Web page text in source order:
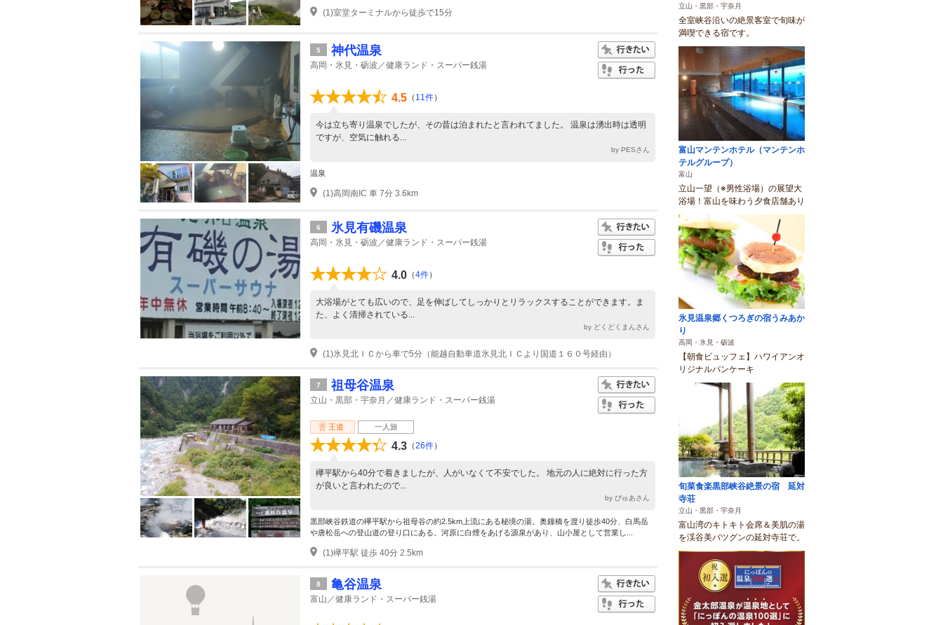
(1)室堂ターミナルから徒歩で15分
5 神代温泉
高岡・氷見・砺波／健康ランド・スーパー銭湯
4.5 （ 11件）
今は立ち寄り温泉でしたが、その昔は泊まれたと言われてました。 温泉は湧出時は透明
ですが、空気に触れる...
by PESさん
温泉
(1)高岡南IC 車 7分 3.6km
6 氷見有磯温泉
高岡・氷見・砺波／健康ランド・スーパー銭湯
4.0 （4件）
大浴場がとても広いので、足を伸ばしてしっかりとリラックスすることができます。ま
た、よく清掃されている...
by どくどくまんさん
(1)氷見北ＩＣから車で5分（能越自動車道氷見北ＩＣより国道１６０号経由）
7 祖母谷温泉
立山・黒部・宇奈月／健康ランド・スーパー銭湯
王道 一人旅
4.3 （26件）
欅平駅から40分で着きましたが、人がいなくて不安でした。 地元の人に絶対に行った方
が良いと言われたので...
by ぴゅあさん
黒部峡谷鉄道の欅平駅から祖母谷の約2.5km上流にある秘境の湯。奥鐘橋を渡り徒歩40分、白馬岳
や唐松岳への登山道の登り口にある。河原に白煙をあげる源泉があり、山小屋として営業し...
(1)欅平駅 徒歩 40分 2.5km
8 亀谷温泉
富山／健康ランド・スーパー銭湯
立山・黒部・宇奈月
全室峡谷沿いの絶景客室で旬味が
満喫できる宿です。
富山マンテンホテル（マンテンホ
テルグループ）
富山
立山一望（※男性浴場）の展望大
浴場！富山を味わう夕食店舗あり
氷見温泉郷くつろぎの宿うみあか
り
高岡・氷見・砺波
【朝食ビュッフェ】ハワイアンオ
リジナルパンケーキ
旬菜食楽黒部峡谷絶景の宿 延対
寺荘
立山・黒部・宇奈月
富山湾のキトキト会席＆美肌の湯
を渓谷美バツグンの延対寺荘で。